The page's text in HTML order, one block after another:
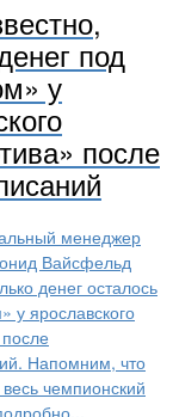
под
у
после
менеджер
Вайсфельд
денег осталось
у ярославского
Напомним, что
чемпионский